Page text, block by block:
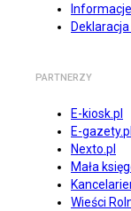
PARTNERZY
E-kiosk.pl
E-gazety.pl
Nexto.pl
Mała
Wieści